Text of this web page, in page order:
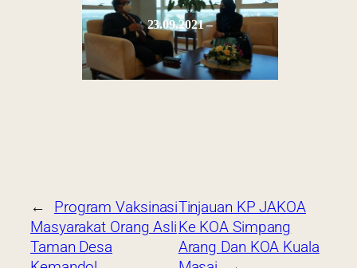
23.09.2021 –
←
Program Vaksinasi
Masyarakat Orang Asli
Taman Desa
Tinjauan KP JAKOA
Ke KOA Simpang
Arang Dan KOA Kuala